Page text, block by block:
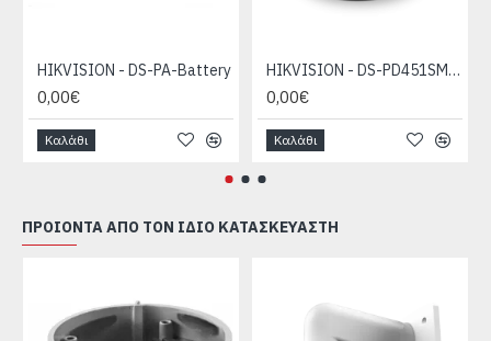
HIKVISION - DS-PA-Battery
0,00€
Καλάθι
HIKVISION - DS-PD451SMK-WE Black
0,00€
Καλάθι
ΠΡΟΙΌΝΤΑ ΑΠΌ ΤΟΝ ΊΔΙΟ ΚΑΤΑΣΚΕΥΑΣΤΉ